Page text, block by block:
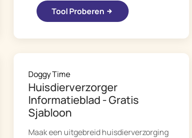
Tool Proberen
Doggy Time
Huisdierverzorger
Informatieblad - Gratis
Sjabloon
Maak een uitgebreid huisdierverzorging